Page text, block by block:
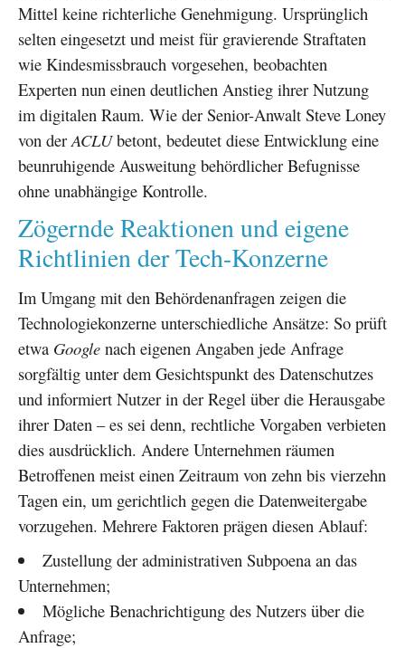
Mittel keine richterliche Genehmigung. Ursprünglich
selten eingesetzt und meist für gravierende Straftaten
wie Kindesmissbrauch vorgesehen, beobachten
Experten nun einen deutlichen Anstieg ihrer Nutzung
im digitalen Raum. Wie der Senior-Anwalt Steve Loney
von der ACLUbetont, bedeutet diese Entwicklung eine
beunruhigende Ausweitung behördlicher Befugnisse
ohne unabhängige Kontrolle.
Zögernde Reaktionen und eigene
Richtlinien der Tech-Konzerne
Im Umgang mit den Behördenanfragen zeigen die
Technologiekonzerne unterschiedliche Ansätze: So prüft
etwa Google nach eigenen Angaben jede Anfrage
sorgfältig unter dem Gesichtspunkt des Datenschutzes
und informiert Nutzer in der Regel über die Herausgabe
ihrer Daten – es sei denn, rechtliche Vorgaben verbieten
dies ausdrücklich. Andere Unternehmen räumen
Betroffenen meist einen Zeitraum von zehn bis vierzehn
Tagen ein, um gerichtlich gegen die Datenweitergabe
vorzugehen. Mehrere Faktoren prägen diesen Ablauf:
Zustellung der administrativen Subpoena an das
Unternehmen;
Mögliche Benachrichtigung des Nutzers über die
Anfrage;